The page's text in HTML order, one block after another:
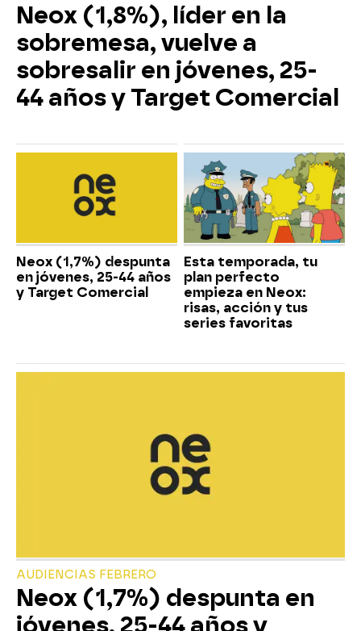
Neox (1,8%), líder en la
sobremesa, vuelve a
sobresalir en jóvenes, 25-
44 años y Target Comercial
Neox (1,7%) despunta
en jóvenes, 25-44 años
y Target Comercial
Esta temporada, tu
plan perfecto
empieza en Neox:
risas, acción y tus
series favoritas
AUDIENCIAS FEBRERO
Neox (1,7%) despunta en
jóvenes, 25-44 años y